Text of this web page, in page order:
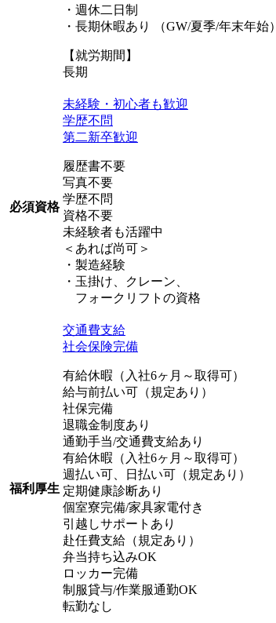
・週休二日制
・長期休暇あり （GW/夏季/年末年始）
【就労期間】
長期
必須資格
未経験・初心者も歓迎
学歴不問
第二新卒歓迎
履歴書不要
写真不要
学歴不問
資格不要
未経験者も活躍中
＜あれば尚可＞
・製造経験
・玉掛け、クレーン、
フォークリフトの資格
福利厚生
交通費支給
社会保険完備
有給休暇（入社6ヶ月～取得可）
給与前払い可（規定あり）
社保完備
退職金制度あり
通勤手当/交通費支給あり
有給休暇（入社6ヶ月～取得可）
週払い可、日払い可（規定あり）
定期健康診断あり
個室寮完備/家具家電付き
引越しサポートあり
赴任費支給（規定あり）
弁当持ち込みOK
ロッカー完備
制服貸与/作業服通勤OK
転勤なし